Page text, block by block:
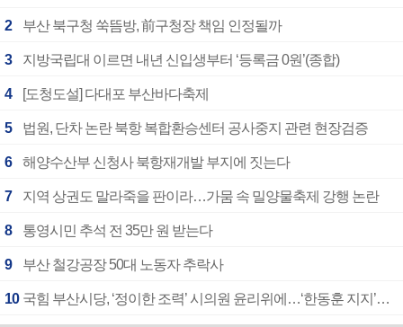
2 부산 북구청 쑥뜸방, 前구청장 책임 인정될까
3 지방국립대 이르면 내년 신입생부터 ‘등록금 0원’(종합)
4 [도청도설] 다대포 부산바다축제
5 법원, 단차 논란 북항 복합환승센터 공사중지 관련 현장검증
6 해양수산부 신청사 북항재개발 부지에 짓는다
7 지역 상권도 말라죽을 판이라…가뭄 속 밀양물축제 강행 논란
8 통영시민 추석 전 35만 원 받는다
9 부산 철강공장 50대 노동자 추락사
10 국힘 부산시당, ‘정이한 조력’ 시의원 윤리위에…‘한동훈 지지’도 신고접수